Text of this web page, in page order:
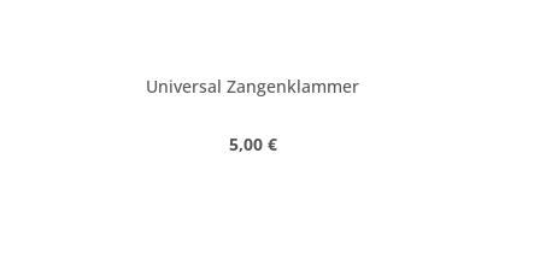
Universal Zangenklammer
Regulärer Preis:
5,00 €